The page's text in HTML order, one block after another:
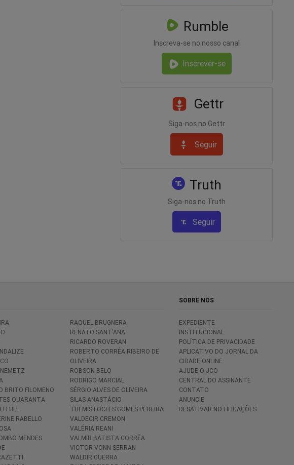
Rumble
Inscreva-se no nosso canal
Inscrever-se
Gettr
Siga-nos no Gettr
Seguir
Truth
Siga-nos no Truth
Seguir
BRITO FILOMENO
QUARANTA
FULL
RABELLO
MENDES
RAQUEL BRUGNERA
RENATO SANT'ANA
RICARDO ROVERAN
ROBERTO CORRÊA RIBEIRO DE
OLIVEIRA
ROBSON BELO
RODRIGO MARCIAL
SÉRGIO ALVES DE OLIVEIRA
SILAS ANASTÁCIO
THEMISTOCLES GOMES PEREIRA
VALDECIR CREMON
VALÉRIA REANI
VALMIR BATISTA CORRÊA
VICTOR VONN SERRAN
WALDIR GUERRA
SOBRE NÓS
EXPEDIENTE
INSTITUCIONAL
POLÍTICA DE PRIVACIDADE
APLICATIVO DO JORNAL DA
CIDADE ONLINE
AJUDE O JCO
CENTRAL DO ASSINANTE
CONTATO
ANUNCIE
DESATIVAR NOTIFICAÇÕES